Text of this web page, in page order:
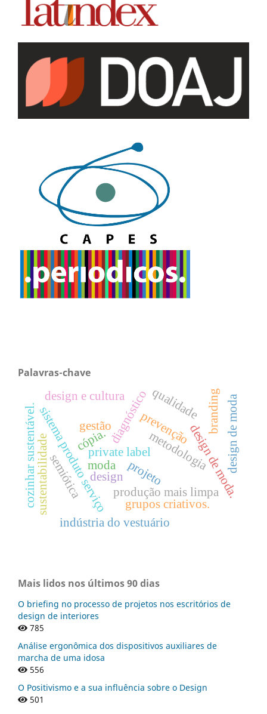
Palavras-chave
projetometodologiadesign de moda.
design
sistema produto serviço
cozinhar sustentável.sustentabilidade produção mais limpa
private label
indústria do vestuário
cópia.
gestão prevenção
diagnóstico branding design de moda
qualidade
grupos criativos.
moda
design e cultura
semiótica
Mais lidos nos últimos 90 dias
O briefing no processo de projetos nos escritórios de
design de interiores
785
Análise ergonômica dos dispositivos auxiliares de
marcha de uma idosa
556
O Positivismo e a sua influência sobre o Design
501